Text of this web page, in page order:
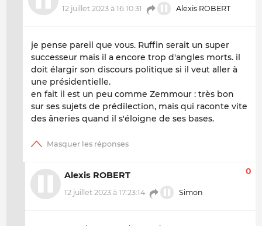
12 juillet 2023 à 16:10:31 Alexis ROBERT
je pense pareil que vous. Ruffin serait un super
successeur mais il a encore trop d'angles morts. il
doit élargir son discours politique si il veut aller à
une présidentielle.
en fait il est un peu comme Zemmour : très bon
sur ses sujets de prédilection, mais qui raconte vite
des âneries quand il s'éloigne de ses bases.
Alexis ROBERT
12 juillet 2023 à 17:23:14 Simon
0